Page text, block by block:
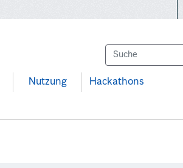
Nutzung Hackathons